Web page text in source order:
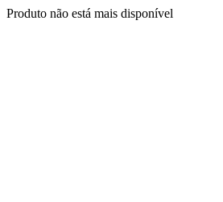
Produto não está mais disponível